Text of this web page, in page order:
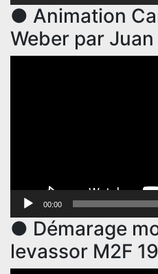
● Animation
Weber par Juan
00:00
● Démarage
levassor M2F